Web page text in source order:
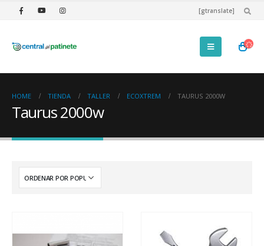
[gtranslate]
HOME TIENDA TALLER ECOXTREM TAURUS 2000W
Taurus 2000w